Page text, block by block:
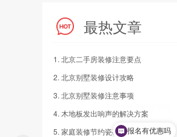
最热文章
1. 北京二手房装修注意要点
2. 北京别墅装修设计攻略
3. 北京别墅装修注意事项
4. 木地板发出响声的解决方案
5. 家庭装修节约瓷砖用量的小建议
报名有优惠吗